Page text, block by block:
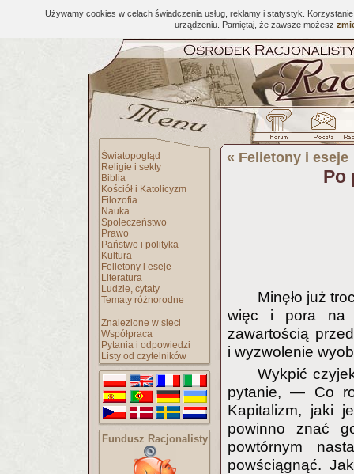
Używamy cookies w celach świadczenia usług, reklamy i statystyk.
urządzeniu. Pamiętaj, że zawsze możesz
Światopogląd
Religie i sekty
Biblia
Kościół i Katolicyzm
Filozofia
Nauka
Społeczeństwo
Prawo
Państwo i polityka
Kultura
Felietony i eseje
Literatura
Ludzie, cytaty
Tematy różnorodne
Znalezione w sieci
Współpraca
Pytania i odpowiedzi
Listy od czytelników
Fundusz Racjonalisty
« Felietony i eseje
Po
Minęło już
więc i pora na
zawartością
i wyzwolenie
Wykpić
pytanie, — Co
Kapitalizm, jaki
powinno znać
powtórnym
powściągnąć.